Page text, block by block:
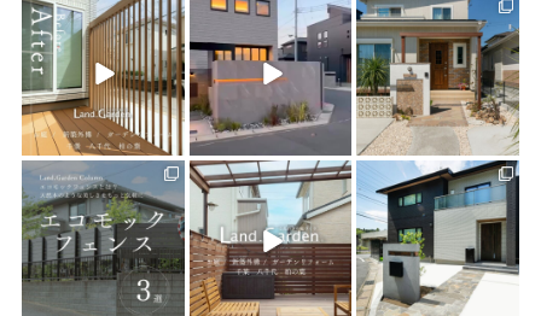
land_garden
22 0
land_garden
0
land_garden
25 0
land_garden
15 0
land_garden
32 0
land_garden
24 0